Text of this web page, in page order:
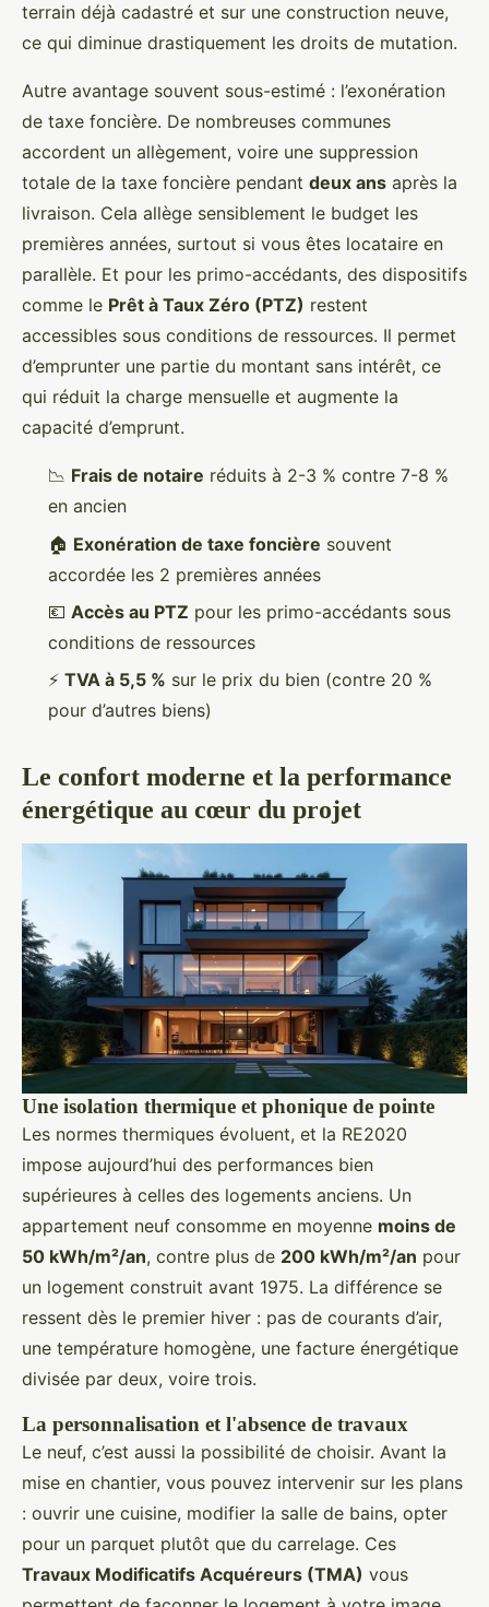
terrain déjà cadastré et sur une construction neuve,
ce qui diminue drastiquement les droits de mutation.
Autre avantage souvent sous-estimé : l’exonération
de taxe foncière. De nombreuses communes
accordent un allègement, voire une suppression
totale de la taxe foncière pendant deux ans après la
livraison. Cela allège sensiblement le budget les
premières années, surtout si vous êtes locataire en
parallèle. Et pour les primo-accédants, des dispositifs
comme le Prêt à Taux Zéro (PTZ) restent
accessibles sous conditions de ressources. Il permet
d’emprunter une partie du montant sans intérêt, ce
qui réduit la charge mensuelle et augmente la
capacité d’emprunt.
📉 Frais de notaire réduits à 2-3 % contre 7-8 %
en ancien
🏠 Exonération de taxe foncière souvent
accordée les 2 premières années
💶 Accès au PTZ pour les primo-accédants sous
conditions de ressources
⚡ TVA à 5,5 % sur le prix du bien (contre 20 %
pour d’autres biens)
Le confort moderne et la performance
énergétique au cœur du projet
Une isolation thermique et phonique de pointe
Les normes thermiques évoluent, et la RE2020
impose aujourd’hui des performances bien
supérieures à celles des logements anciens. Un
appartement neuf consomme en moyenne moins de
50 kWh/m²/an, contre plus de 200 kWh/m²/an pour
un logement construit avant 1975. La différence se
ressent dès le premier hiver : pas de courants d’air,
une température homogène, une facture énergétique
divisée par deux, voire trois.
La personnalisation et l'absence de travaux
Le neuf, c’est aussi la possibilité de choisir. Avant la
mise en chantier, vous pouvez intervenir sur les plans
: ouvrir une cuisine, modifier la salle de bains, opter
pour un parquet plutôt que du carrelage. Ces
Travaux Modificatifs Acquéreurs (TMA) vous